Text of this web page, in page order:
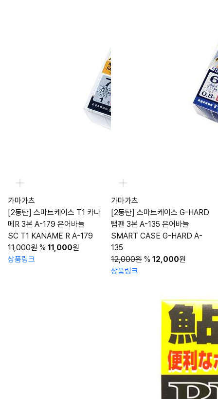
가마가츠
[2동탄] 스마트케이스 T1 카나
메R 3본 A-179 은어바늘
SC T1 KANAME R A-179
11,000원 % 11,000원
상품링크
가마가츠
[2동탄] 스마트케이스 G-HARD
탭팬 3본 A-135 은어바늘
SMART CASE G-HARD A-
135
12,000원 % 12,000원
상품링크